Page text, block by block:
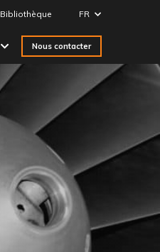
Bibliothèque FR
Nous contacter